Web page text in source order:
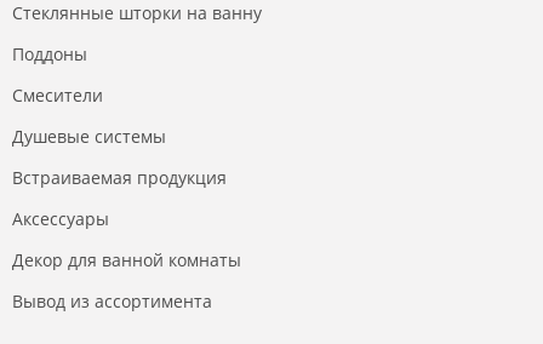
Стеклянные шторки на ванну
Поддоны
Смесители
Душевые системы
Встраиваемая продукция
Аксессуары
Декор для ванной комнаты
Вывод из ассортимента